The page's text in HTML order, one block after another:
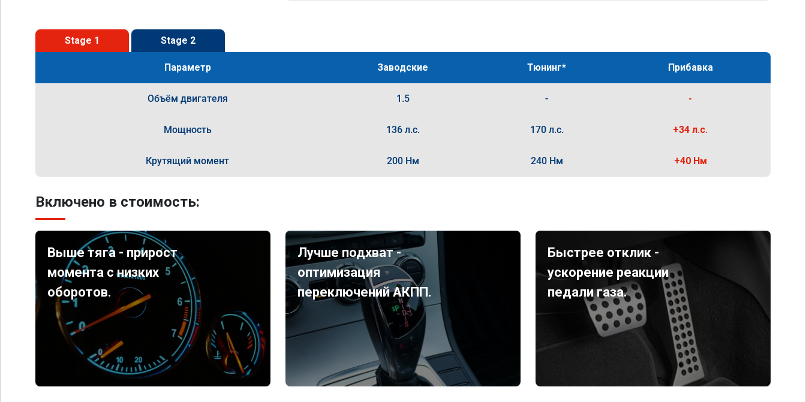
Stage 1 Stage 2
Параметр Заводские Тюнинг* Прибавка
Объём двигателя 1.5 - -
Мощность 136 л.с. 170 л.с. +34 л.с.
Крутящий момент 200 Нм 240 Нм +40 Нм
Включено в стоимость:
Выше тяга - прирост
момента с низких
оборотов.
Лучше подхват -
оптимизация
переключений АКПП.
Быстрее отклик -
ускорение реакции
педали газа.